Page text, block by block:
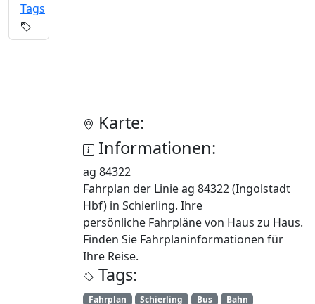
Karte:
Informationen:
ag 84322
Fahrplan der Linie ag 84322 (Ingolstadt
Hbf) in Schierling. Ihre
persönliche Fahrpläne von Haus zu Haus.
Finden Sie Fahrplaninformationen für
Ihre Reise.
Tags:
Fahrplan Schierling Bus Bahn
Tags